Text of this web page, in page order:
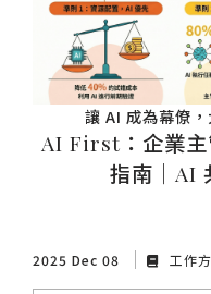
讓 AI 成為幕僚
AI First：企業主
指南｜AI
2025 Dec 08 工作